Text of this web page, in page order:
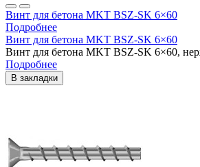
Винт для бетона MKT BSZ-SK 6×60
Подробнее
Винт для бетона MKT BSZ-SK 6×60
Винт для бетона MKT BSZ-SK 6×60,
Подробнее
В закладки